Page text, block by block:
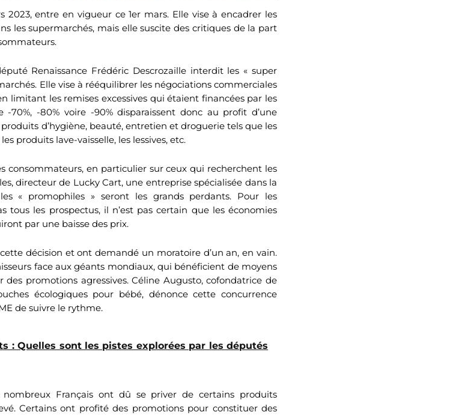
2023, entre en vigueur ce 1er mars. Elle vise à encadrer les
les supermarchés, mais elle suscite des critiques de la part
Renaissance Frédéric Descrozaille interdit les « super
Elle vise à rééquilibrer les négociations commerciales
limitant les remises excessives qui étaient financées par les
70%, -80% voire -90% disparaissent donc au profit d’une
d’hygiène, beauté, entretien et droguerie tels que les
produits lave-vaisselle, les lessives, etc.
consommateurs, en particulier sur ceux qui recherchent les
directeur de Lucky Cart, une entreprise spécialisée dans la
« promophiles » seront les grands perdants. Pour les
tous les prospectus, il n’est pas certain que les économies
par une baisse des prix.
décision et ont demandé un moratoire d’un an, en vain.
face aux géants mondiaux, qui bénéficient de moyens
promotions agressives. Céline Augusto, cofondatrice de
écologiques pour bébé, dénonce cette concurrence
de suivre le rythme.
: Quelles sont les pistes explorées par les députés
Français ont dû se priver de certains produits
Certains ont profité des promotions pour constituer des